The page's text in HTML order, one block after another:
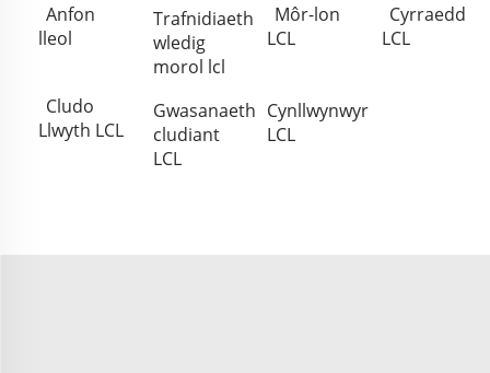
Anfon
lleol
Trafnidiaeth
wledig
morol lcl
Môr-lon
LCL
Cyrraedd
LCL
Cludo
Llwyth LCL
Gwasanaeth
cludiant
LCL
Cynllwynwyr
LCL